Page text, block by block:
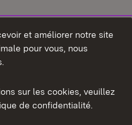
et améliorer notre site
pour vous, nous
sur les cookies, veuillez
de confidentialité.